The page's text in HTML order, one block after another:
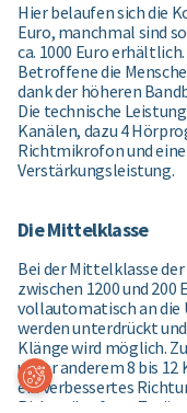
Hier belaufen sich die
Euro, manchmal sind
ca. 1000 Euro
Betroffene die
dank der höheren
Die technische
Kanälen, dazu 4
Richtmikrofon und
Verstärkungsleistung.
Die Mittelklasse
Bei der Mittelklasse
zwischen 1200 und
vollautomatisch an die
werden unterdrückt
Klänge wird möglich.
unter anderem 8 bis 12
ein verbessertes
Richtmikrofone.
Coo
kie-
Ein